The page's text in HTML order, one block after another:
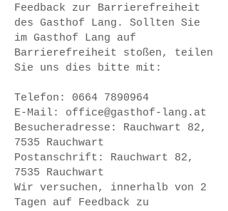
Feedback zur Barrierefreiheit
des Gasthof Lang. Sollten Sie
im Gasthof Lang auf
Barrierefreiheit stoßen, teilen
Sie uns dies bitte mit:
Telefon: 0664 7890964
E-Mail: office@gasthof-lang.at
Besucheradresse: Rauchwart 82,
7535 Rauchwart
Postanschrift: Rauchwart 82,
7535 Rauchwart
Wir versuchen, innerhalb von 2
Tagen auf Feedback zu